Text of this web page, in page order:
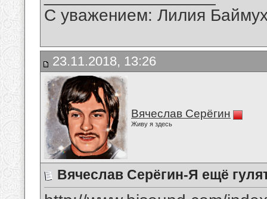
С уважением: Лилия
23.11.2018, 13:26
Вячеслав Серёгин
Живу я здесь
Вячеслав Серёгин-Я ещё